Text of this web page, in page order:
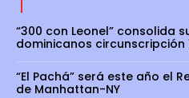
“300 con Leonel” consolida
dominicanos circunscripción
“El Pachá” será este año el
de Manhattan-NY